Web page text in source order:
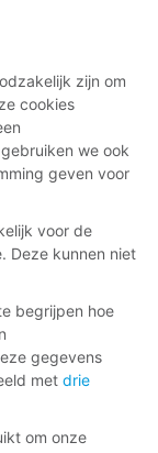
zijn om
cookies
we ook
geven voor
voor de
Deze kunnen niet
begrijpen hoe
gegevens
met drie
om onze